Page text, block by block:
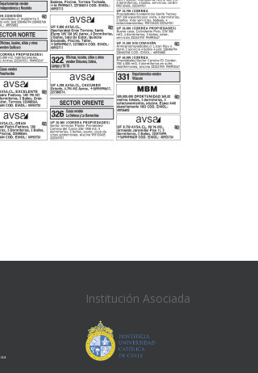
Institución Asociada